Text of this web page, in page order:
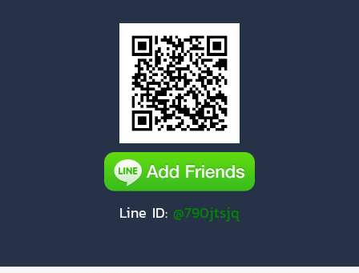
Line ID: @790jtsjq